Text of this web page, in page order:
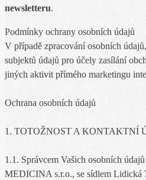
newsletteru.
Podmínky ochrany osobních údajů
V případě zpracování osobních
subjektů údajů pro účely zasílání
jiných aktivit přímého marketingu
Ochrana osobních údajů
1. TOTOŽNOST A KONTAKTNÍ
1.1. Správcem Vašich osobních
MEDICINA s.r.o., se sídlem Lidická